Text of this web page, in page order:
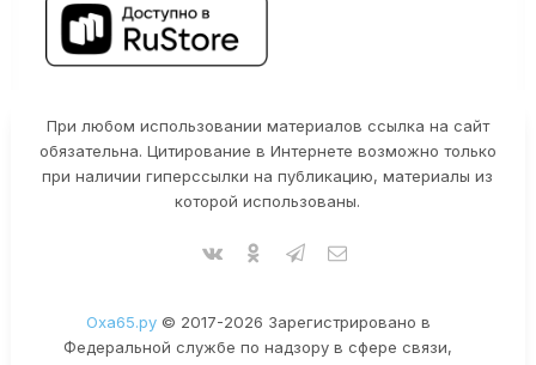
При любом использовании материалов ссылка на сайт
обязательна. Цитирование в Интернете возможно только
при наличии гиперссылки на публикацию, материалы из
которой использованы.
Оха65.ру© 2017-2026 Зарегистрировано в
Федеральной службе по надзору в сфере связи,